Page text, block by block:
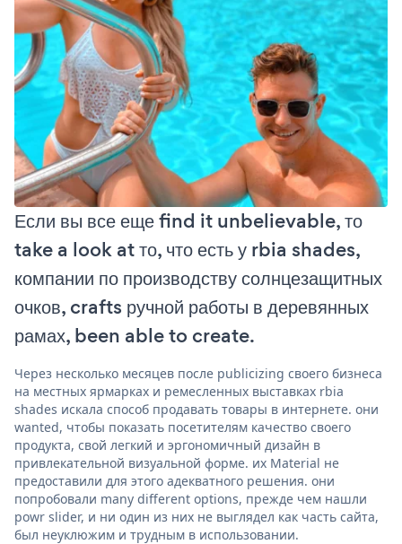
Если вы все еще find it unbelievable, то
take a look at то, что есть у rbia shades,
компании по производству солнцезащитных
очков, crafts ручной работы в деревянных
рамах, been able to create.
Через несколько месяцев после publicizing своего бизнеса
на местных ярмарках и ремесленных выставках rbia
shades искала способ продавать товары в интернете. они
wanted, чтобы показать посетителям качество своего
продукта, свой легкий и эргономичный дизайн в
привлекательной визуальной форме. их Material не
предоставили для этого адекватного решения. они
попробовали many different options, прежде чем нашли
powr slider, и ни один из них не выглядел как часть сайта,
был неуклюжим и трудным в использовании.